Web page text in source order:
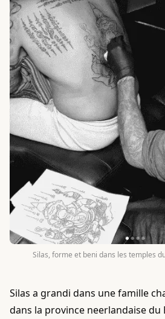
Silas, forme et beni dans les temples
Silas a grandi dans une famille
dans la province neerlandaise du